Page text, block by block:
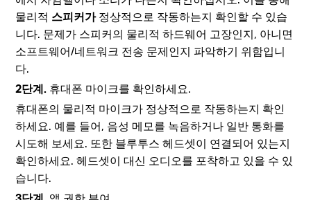
물리적 스피커가정상적으로 작동하는지 확인할 수 있습
니다. 문제가 스피커의 물리적 하드웨어 고장인지, 아니면
소프트웨어/네트워크 전송 문제인지 파악하기 위함입니
다.
2단계. 휴대폰 마이크를 확인하세요.
휴대폰의 물리적 마이크가 정상적으로 작동하는지 확인
하세요. 예를 들어, 음성 메모를 녹음하거나 일반 통화를
시도해 보세요. 또한 블루투스 헤드셋이 연결되어 있는지
확인하세요. 헤드셋이 대신 오디오를 포착하고 있을 수 있
습니다.